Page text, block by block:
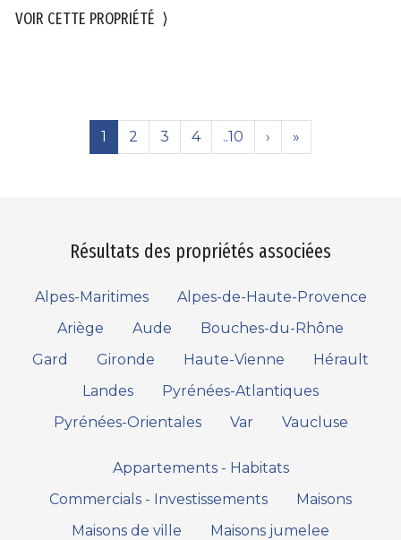
VOIR CETTE PROPRIÉTÉ ⟩
1 2 3 4 ..10 › »
Résultats des propriétés associées
Alpes-Maritimes
Alpes-de-Haute-Provence
Ariège
Aude
Bouches-du-Rhône
Gard
Gironde Haute-Vienne
Hérault
Landes
Pyrénées-Atlantiques
Pyrénées-Orientales
Var Vaucluse
Appartements - Habitats
Commercials - Investissements
Maisons
Maisons de ville
Maisons jumelee